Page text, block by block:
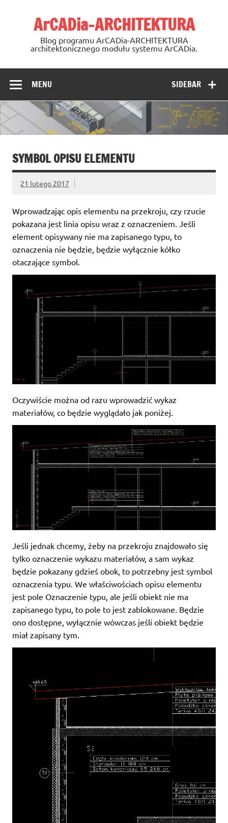
ArCADia-ARCHITEKTURA
Blog programu ArCADia-ARCHITEKTURA
architektonicznego modułu systemu ArCADia.
SIDEBAR
MENU
SYMBOL OPISU ELEMENTU
21 lutego 2017
Wprowadzając opis elementu na przekroju, czy rzucie
pokazana jest linia opisu wraz z oznaczeniem. Jeśli
element opisywany nie ma zapisanego typu, to
oznaczenia nie będzie, będzie wyłącznie kółko
otaczające symbol.
Oczywiście można od razu wprowadzić wykaz
materiałów, co będzie wyglądało jak poniżej.
Jeśli jednak chcemy, żeby na przekroju znajdowało się
tylko oznaczenie wykazu materiałów, a sam wykaz
będzie pokazany gdzieś obok, to potrzebny jest symbol
oznaczenia typu. We właściwościach opisu elementu
jest pole Oznaczenie typu, ale jeśli obiekt nie ma
zapisanego typu, to pole to jest zablokowane. Będzie
ono dostępne, wyłącznie wówczas jeśli obiekt będzie
miał zapisany tym.